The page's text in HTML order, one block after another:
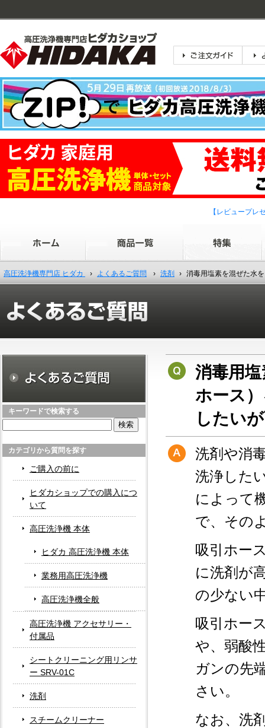
【レビュープレ
高圧洗浄機専門店 ヒダカ › よくあるご質問 › 洗剤 › 消毒用塩素を混ぜた水
消毒用
ホース
したい
洗剤や消
洗浄した
によって
で、その
吸引ホー
に洗剤が
の少ない
吸引ホー
や、弱酸
ガンの先
さい。
なお、洗
キーワードで検索する
検
索:
カテゴリから質問を探す
ご購入の前に
ヒダカショップでの購入につ
いて
高圧洗浄機 本体
ヒダカ 高圧洗浄機 本体
業務用高圧洗浄機
高圧洗浄機全般
高圧洗浄機 アクセサリー・
付属品
シートクリーニング用リンサ
ー SRV-01C
洗剤
スチームクリーナー